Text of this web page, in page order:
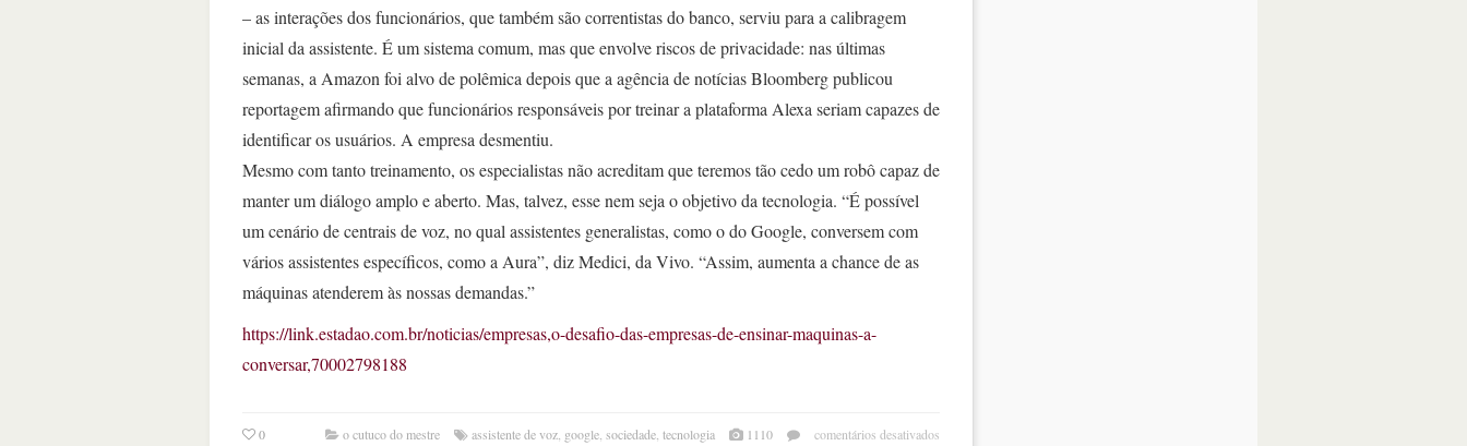
– as interações dos funcionários, que também são correntistas do banco, serviu para a calibragem
inicial da assistente. É um sistema comum, mas que envolve riscos de privacidade: nas últimas
semanas, a Amazon foi alvo de polêmica depois que a agência de notícias Bloomberg publicou
reportagem afirmando que funcionários responsáveis por treinar a plataforma Alexa seriam capazes de
identificar os usuários. A empresa desmentiu.
Mesmo com tanto treinamento, os especialistas não acreditam que teremos tão cedo um robô capaz de
manter um diálogo amplo e aberto. Mas, talvez, esse nem seja o objetivo da tecnologia. “É possível
um cenário de centrais de voz, no qual assistentes generalistas, como o do Google, conversem com
vários assistentes específicos, como a Aura”, diz Medici, da Vivo. “Assim, aumenta a chance de as
máquinas atenderem às nossas demandas.”
https://link.estadao.com.br/noticias/empresas,o-desafio-das-empresas-de-ensinar-maquinas-a-
conversar,70002798188
0 o cutuco do mestre assistente de voz, google, sociedade, tecnologia 1110 comentários desativados